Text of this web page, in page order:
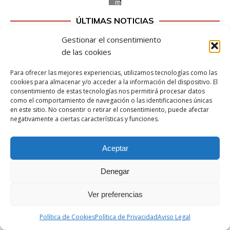
Gestionar el consentimiento
de las cookies
Para ofrecer las mejores experiencias, utilizamos tecnologías como las
cookies para almacenar y/o acceder a la información del dispositivo. El
consentimiento de estas tecnologías nos permitirá procesar datos
como el comportamiento de navegación o las identificaciones únicas
en este sitio. No consentir o retirar el consentimiento, puede afectar
negativamente a ciertas características y funciones.
Aceptar
Denegar
Ver preferencias
Política de CookiesPolítica de PrivacidadAviso Legal
m
t
i
s
c
o
d
ÚLTIMAS NOTICIAS